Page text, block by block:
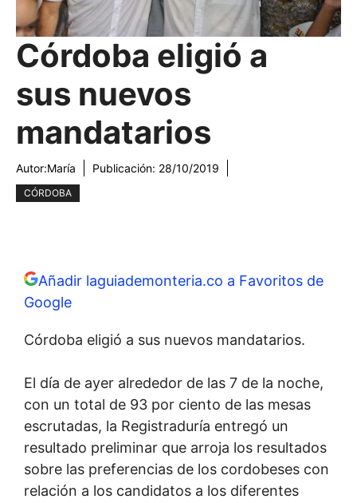
Córdoba eligió a
sus nuevos
mandatarios
Autor:María Publicación: 28/10/2019
CÓRDOBA
Añadir laguiademonteria.co a Favoritos de
Google
Córdoba eligió a sus nuevos mandatarios.
El día de ayer alrededor de las 7 de la noche,
con un total de 93 por ciento de las mesas
escrutadas, la Registraduría entregó un
resultado preliminar que arroja los resultados
sobre las preferencias de los cordobeses con
relación a los candidatos a los diferentes